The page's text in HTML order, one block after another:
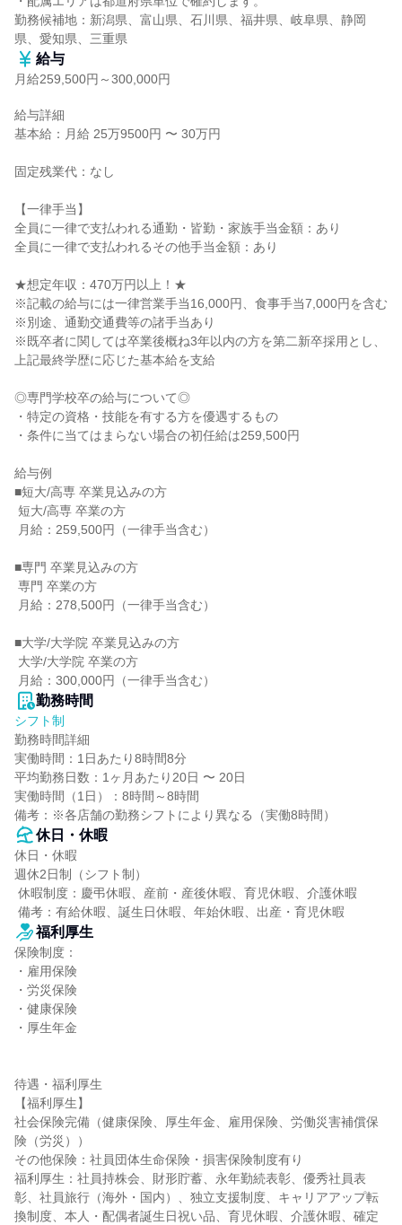
勤務候補地：新潟県、富山県、石川県、福井県、岐阜県、静岡
県、愛知県、三重県
給与
月給259,500円～300,000円
給与詳細
基本給：月給 25万9500円 〜 30万円
固定残業代：なし
【一律手当】
全員に一律で支払われる通勤・皆勤・家族手当金額：あり
全員に一律で支払われるその他手当金額：あり
★想定年収：470万円以上！★
※記載の給与には一律営業手当16,000円、食事手当7,000円を含む
※別途、通勤交通費等の諸手当あり
※既卒者に関しては卒業後概ね3年以内の方を第二新卒採用とし、
上記最終学歴に応じた基本給を支給
◎専門学校卒の給与について◎
・特定の資格・技能を有する方を優遇するもの
・条件に当てはまらない場合の初任給は259,500円
給与例
■短大/高専 卒業見込みの方
■専門 卒業見込みの方
■大学/大学院 卒業見込みの方
月給：300,000円（一律手当含む）
勤務時間
シフト制
勤務時間詳細
実働時間：1日あたり8時間8分
平均勤務日数：1ヶ月あたり20日 〜 20日
実働時間（1日）：8時間～8時間
備考：※各店舗の勤務シフトにより異なる（実働8時間）
休日・休暇
休日・休暇
週休2日制（シフト制）
備考：有給休暇、誕生日休暇、年始休暇、出産・育児休暇
福利厚生
保険制度：
・雇用保険
・労災保険
・健康保険
・厚生年金
待遇・福利厚生
【福利厚生】
社会保険完備（健康保険、厚生年金、雇用保険、労働災害補償保
険（労災））
その他保険：社員団体生命保険・損害保険制度有り
福利厚生：社員持株会、財形貯蓄、永年勤続表彰、優秀社員表
彰、社員旅行（海外・国内）、独立支援制度、キャリアアップ転
換制度、本人・配偶者誕生日祝い品、育児休暇、介護休暇、確定